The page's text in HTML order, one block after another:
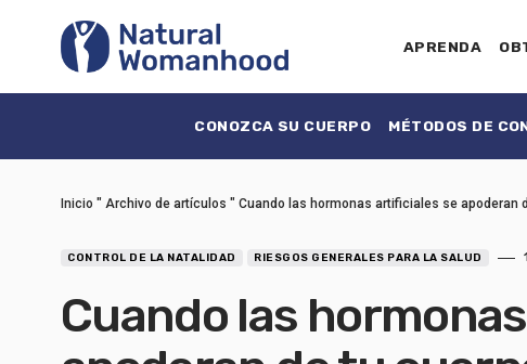
APRENDA
CONOZCA SU CUERPO MÉTODOS DE
Inicio " Archivo de artículos " Cuando las hormonas artificiales se apoderan
CONTROL DE LA NATALIDAD RIESGOS GENERALES PARA LA SALUD
Cuando las